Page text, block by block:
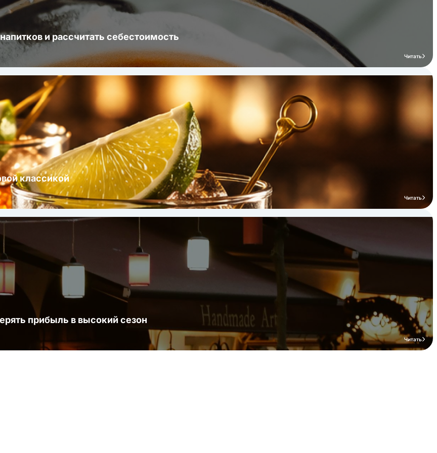
и рассчитать себестоимость
Читать
классикой
Читать
прибыль в высокий сезон
Читать